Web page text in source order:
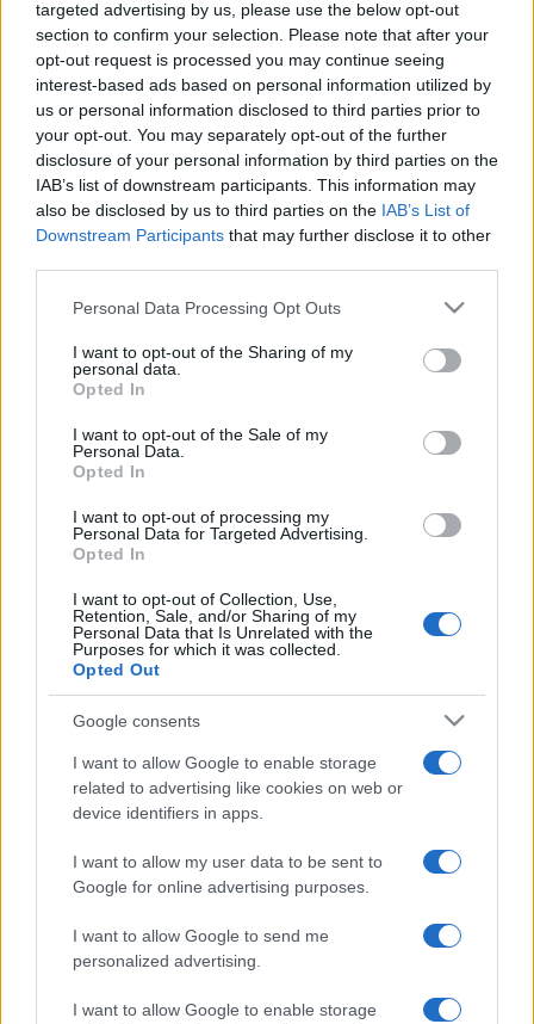
targeted advertising by us, please use the below opt-out
section to confirm your selection. Please note that after your
opt-out request is processed you may continue seeing
interest-based ads based on personal information utilized by
us or personal information disclosed to third parties prior to
your opt-out. You may separately opt-out of the further
disclosure of your personal information by third parties on the
IAB’s list of downstream participants. This information may
also be disclosed by us to third parties on the IAB’s List of
Downstream Participants that may further disclose it to other
Please note that this website/app uses one or more Google
not limited to your visit or usage behaviour. You may click to
grant or deny consent to Google and its third-party tags to
use your data for below specified purposes in below Google
consent section.
Personal Data Processing Opt Outs
I want to opt-out of the Sharing of my
personal data.
Opted In
I want to opt-out of the Sale of my
Personal Data.
Opted In
I want to opt-out of processing my
Personal Data for Targeted Advertising.
Opted In
I want to opt-out of Collection, Use,
Retention, Sale, and/or Sharing of my
Personal Data that Is Unrelated with the
Purposes for which it was collected.
Opted Out
Google consents
I want to allow Google to enable storage
related to advertising like cookies on web or
device identifiers in apps.
I want to allow my user data to be sent to
Google for online advertising purposes.
I want to allow Google to send me
personalized advertising.
I want to allow Google to enable storage
A hazai közönség számára
mindenképpen az egyik meghatározó
élményt jelenti majd az itthon először
látható Youngr fellépése.
Mióta 2016-ban áttörést ért el az Out Of My System
saját maga által kiadott debütáló kislemezével, a sokoldalú
zenész több mint 100 milliós globális streaming forgalmat
bonyolított le, több mint 150 koncertet adott 40 országban
világszerte, beleértve az Európát és Észak-Amerikát
átszelő turnékat is.
emlegetett Beardyman díjnyertes zenész, digitális
szupersztár, a világ egyik legjobb beatboxosa,
multiinstrumentalista, aki több mint egy évtizede
folyamatosan járja a világot, kezdve a butikfesztiváloktól
Rocksig.
Sarót a beatbox loopstation új, vitathatatlan
referenciájaként dicsérik, összetett zenei művészete
különféle torzításokat. A web szupersztárjaként és a Grand
Beatbox Battle 2017 bajnokaként stílusosan és könnyedén
Egyesült Királyság dance szcénájának egyik legfontosabb
alakja, a mixelés úttörőjeként tartják számon. 1983-ban ő
lett az első tánczenei szakember, aki a manchesteri